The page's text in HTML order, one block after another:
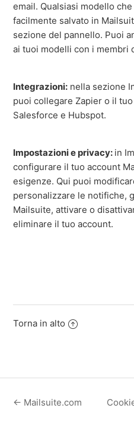
email. Qualsiasi modello
facilmente salvato in
sezione del pannello. Puoi
ai tuoi modelli con i membri
Integrazioni: nella sezione
puoi collegare Zapier o il
Salesforce e Hubspot.
Impostazioni e privacy: in
configurare il tuo account
esigenze. Qui puoi
personalizzare le notifiche,
Mailsuite, attivare o
eliminare il tuo account.
Torna in alto
← Mailsuite.com